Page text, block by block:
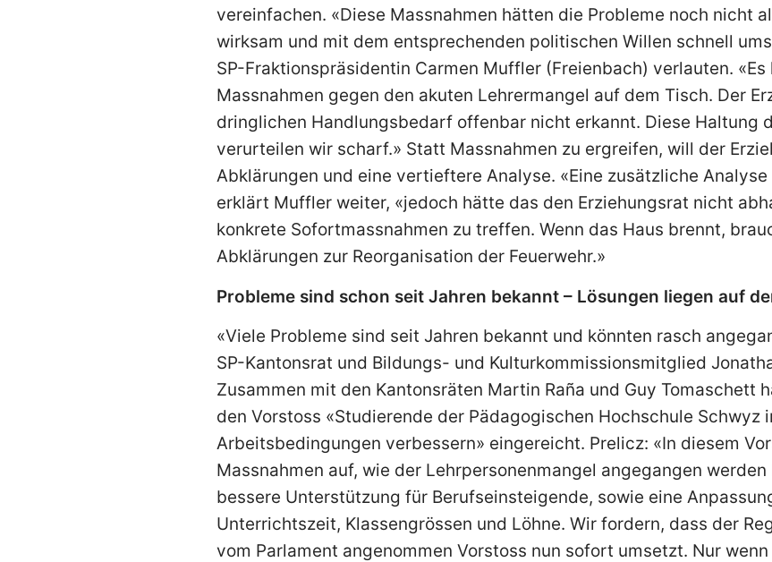
vereinfachen. «Diese Massnahmen hätten die Probleme noch nicht
wirksam und mit dem entsprechenden politischen Willen schnell
SP-Fraktionspräsidentin Carmen Muffler (Freienbach) verlauten.
Massnahmen gegen den akuten Lehrermangel auf dem Tisch. Der
dringlichen Handlungsbedarf offenbar nicht erkannt. Diese Haltung
verurteilen wir scharf.» Statt Massnahmen zu ergreifen, will der
Abklärungen und eine vertieftere Analyse. «Eine zusätzliche
erklärt Muffler weiter, «jedoch hätte das den Erziehungsrat nicht
konkrete Sofortmassnahmen zu treffen. Wenn das Haus brennt,
Abklärungen zur Reorganisation der Feuerwehr.»
Probleme sind schon seit Jahren bekannt – Lösungen liegen auf
«Viele Probleme sind seit Jahren bekannt und könnten rasch
SP-Kantonsrat und Bildungs- und Kulturkommissionsmitglied
Zusammen mit den Kantonsräten Martin Raña und Guy Tomaschett
den Vorstoss «Studierende der Pädagogischen Hochschule Schwyz
Arbeitsbedingungen verbessern» eingereicht. Prelicz: «In diesem
Massnahmen auf, wie der Lehrpersonenmangel angegangen
bessere Unterstützung für Berufseinsteigende, sowie eine
Unterrichtszeit, Klassengrössen und Löhne. Wir fordern, dass der
vom Parlament angenommen Vorstoss nun sofort umsetzt. Nur